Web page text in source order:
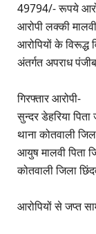
49794/- रूपये
आरोपी लक्की
आरोपियों के विरूद्ध
अंतर्गत अपराध
गिरफ्तार आरोपी-
सुन्दर डेहरिया
थाना कोतवाली
आयुष मालवी पिता
कोतवाली जिला
आरोपियों से जप्त